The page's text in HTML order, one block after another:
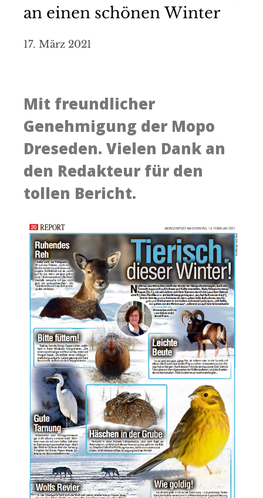
an einen schönen Winter
17. März 2021
Mit freundlicher
Genehmigung der Mopo
Dreseden. Vielen Dank an
den Redakteur für den
tollen Bericht.